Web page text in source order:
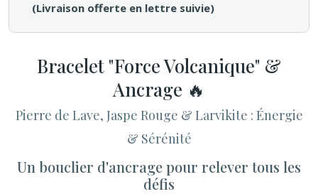
(Livraison offerte en lettre suivie)
Bracelet "Force Volcanique" &
Ancrage 🔥
Pierre de Lave, Jaspe Rouge & Larvikite : Énergie
& Sérénité
Un bouclier d'ancrage pour relever tous les
défis